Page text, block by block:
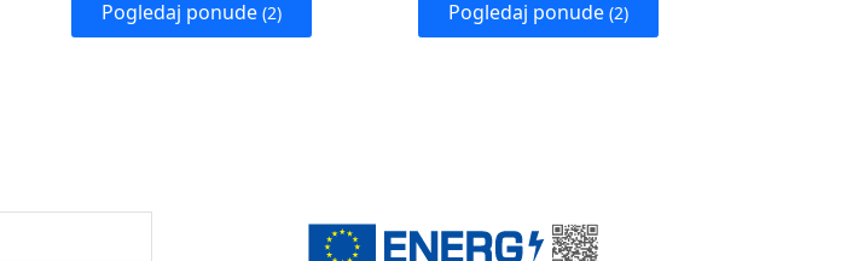
Pogledaj ponude (2) Pogledaj ponude (2)